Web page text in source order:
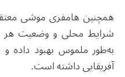
همچنین هامفری موشی
شرایط محلی و وضعیت هر
به‌طور ملموس بهبود
آفریقایی داشته است.